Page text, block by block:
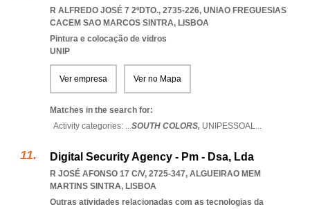
R ALFREDO JOSÉ 7 2ºDTO., 2735-226, UNIAO FREGUESIAS
CACEM SAO MARCOS SINTRA, LISBOA
Pintura e colocação de vidros
UNIP
Ver empresa Ver no Mapa
Matches in the search for:
Activity categories: ...SOUTH COLORS, UNIPESSOAL...
Digital Security Agency - Pm - Dsa, Lda
R JOSÉ AFONSO 17 C/V, 2725-347, ALGUEIRAO MEM
MARTINS SINTRA, LISBOA
Outras atividades relacionadas com as tecnologias da